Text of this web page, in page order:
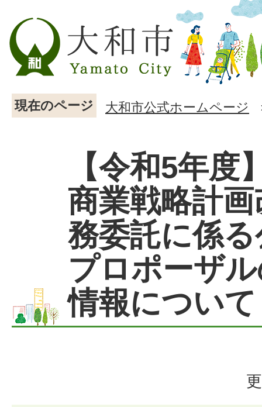
現在のページ 大和市公式ホームページ
【令和5年度
商業戦略計
務委託に係
プロポーザ
情報について